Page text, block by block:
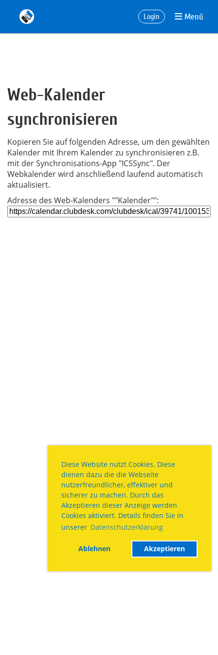
Diese Website nutzt Cookies. Diese
dienen dazu die die Webseite
nutzerfreundlicher, effektiver und
sicherer zu machen. Durch das
Akzeptieren dieser Anzeige werden
Cookies aktiviert. Details finden Sie in
unserer Datenschutzerklärung
Ablehnen Akzeptieren
Login Menü
Web-Kalender
synchronisieren
Kopieren Sie auf folgenden Adresse, um den gewählten
Kalender mit Ihrem Kalender zu synchronisieren z.B.
mit der Synchronisations-App "ICSSync". Der
Webkalender wird anschließend laufend automatisch
aktualisiert.
Adresse des Web-Kalenders ""Kalender"":